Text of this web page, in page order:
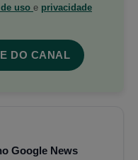
uso e privacidade
DO CANAL
Google News